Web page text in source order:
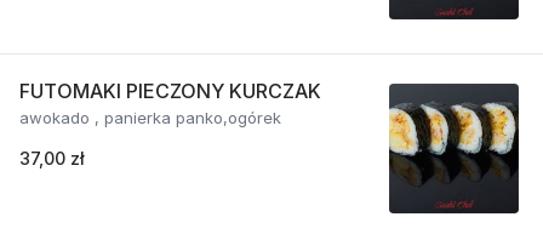
FUTOMAKI PIECZONY KURCZAK
awokado , panierka panko,ogórek
37,00 zł